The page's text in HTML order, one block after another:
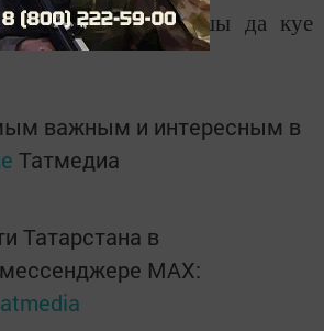
эше дә, ашы да куе
важным и интересным в
Татмедиа
Татарстана в
MАХ: